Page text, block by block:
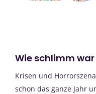
Wie schlimm
Krisen und
schon das ganze Jahr